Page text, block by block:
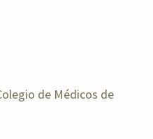
de Médicos de